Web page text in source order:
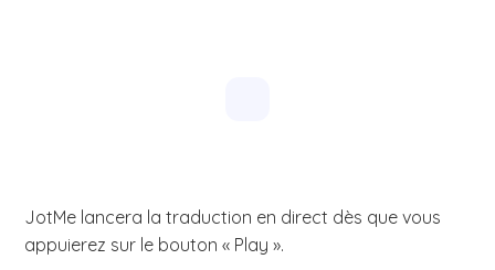
JotMe lancera la traduction en direct dès que vous
appuierez sur le bouton « Play ».